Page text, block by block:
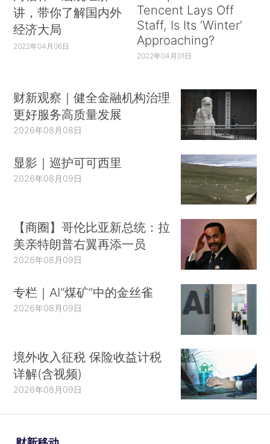
讲，带你了解国内外
经济大局
2022年04月06日
Tencent Lays Off
Staff, Is Its ‘Winter’
Approaching?
2022年04月01日
财新观察｜健全金融机构治理
更好服务高质量发展
2026年08月08日
显影｜巡护可可西里
2026年08月09日
【商圈】哥伦比亚新总统：拉
美亲特朗普右翼再添一员
2026年08月09日
专栏｜AI“煤矿”中的金丝雀
2026年08月09日
境外收入征税 保险收益计税
详解(含视频)
2026年08月09日